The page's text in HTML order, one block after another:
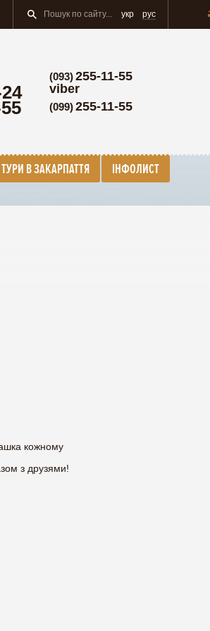
укр рус
(093)255-11-55
viber
(099)255-11-55
ТУРИ В ЗАКАРПАТТЯ ІНФОЛИСТ
кожному
з друзями!